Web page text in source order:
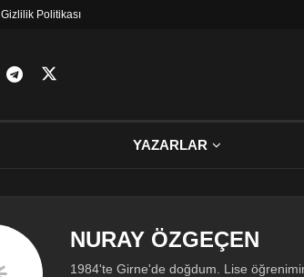
Gizlilik Politikası
YAZARLAR
NURAY ÖZGEÇEN
1984'te Girne'de doğdum. Lise